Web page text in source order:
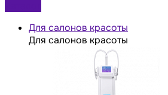
Для салонов красоты
Для салонов красоты